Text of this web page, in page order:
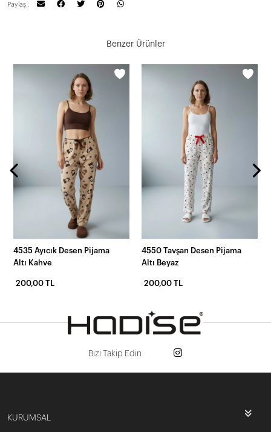
Paylaş :
Benzer Ürünler
4535 Ayıcık Desen Pijama
Altı Kahve
200,00 TL
4550 Tavşan Desen Pijama
Altı Beyaz
200,00 TL
Bizi Takip Edin
KURUMSAL